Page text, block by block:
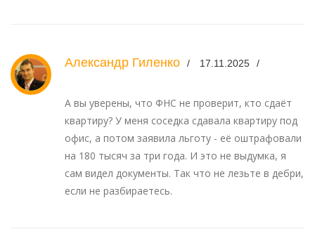
Александр Гиленко 17.11.2025
А вы уверены, что ФНС не проверит, кто сдаёт
квартиру? У меня соседка сдавала квартиру под
офис, а потом заявила льготу - её оштрафовали
на 180 тысяч за три года. И это не выдумка, я
сам видел документы. Так что не лезьте в дебри,
если не разбираетесь.